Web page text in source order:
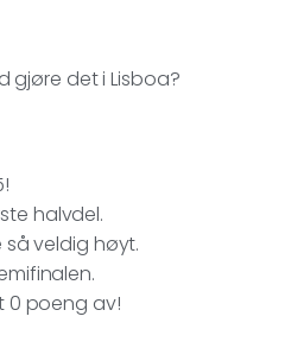
gjøre det i Lisboa?
halvdel.
så veldig høyt.
0 poeng av!